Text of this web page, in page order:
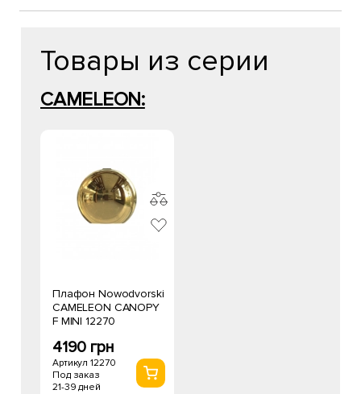
Товары из серии
CAMELEON:
Плафон Nowodvorski
CAMELEON CANOPY
F MINI 12270
4190 грн
Артикул 12270
Под заказ
21-39 дней